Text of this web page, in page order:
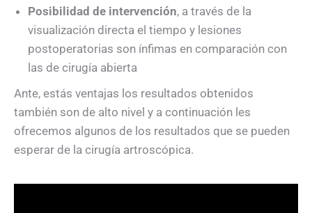
Posibilidad de intervención, a través de la
visualización directa el tiempo y lesiones
postoperatorias son ínfimas en comparación con
las de cirugía abierta
Ante, estás ventajas los resultados obtenidos
también son de alto nivel y a continuación les
ofrecemos algunos de los resultados que se pueden
esperar de la cirugía artroscópica.